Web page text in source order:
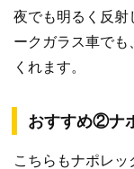
夜でも明るく反射
ークガラス車でも
くれます。
おすすめ②ナ
こちらもナポレ